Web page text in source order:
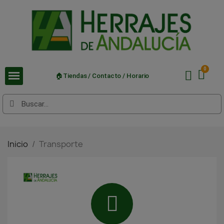
🏠Tiendas / Contacto / Horario
Inicio Transporte